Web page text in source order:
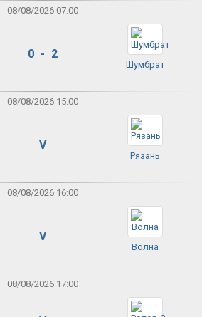
08/08/2026 07:00
0 - 2
Шумбрат
08/08/2026 15:00
V
Рязань
08/08/2026 16:00
V
Волна
08/08/2026 17:00